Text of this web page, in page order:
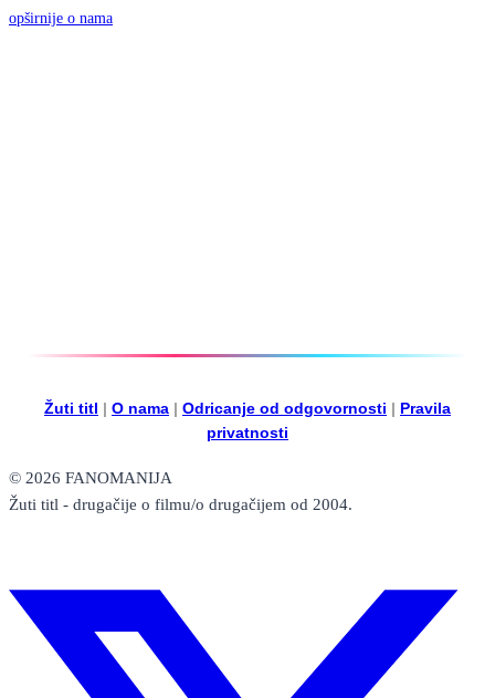
opširnije o nama
Žuti titl | O nama | Odricanje od odgovornosti | Pravila
privatnosti
© 2026 FANOMANIJA
Žuti titl - drugačije o filmu/o drugačijem od 2004.